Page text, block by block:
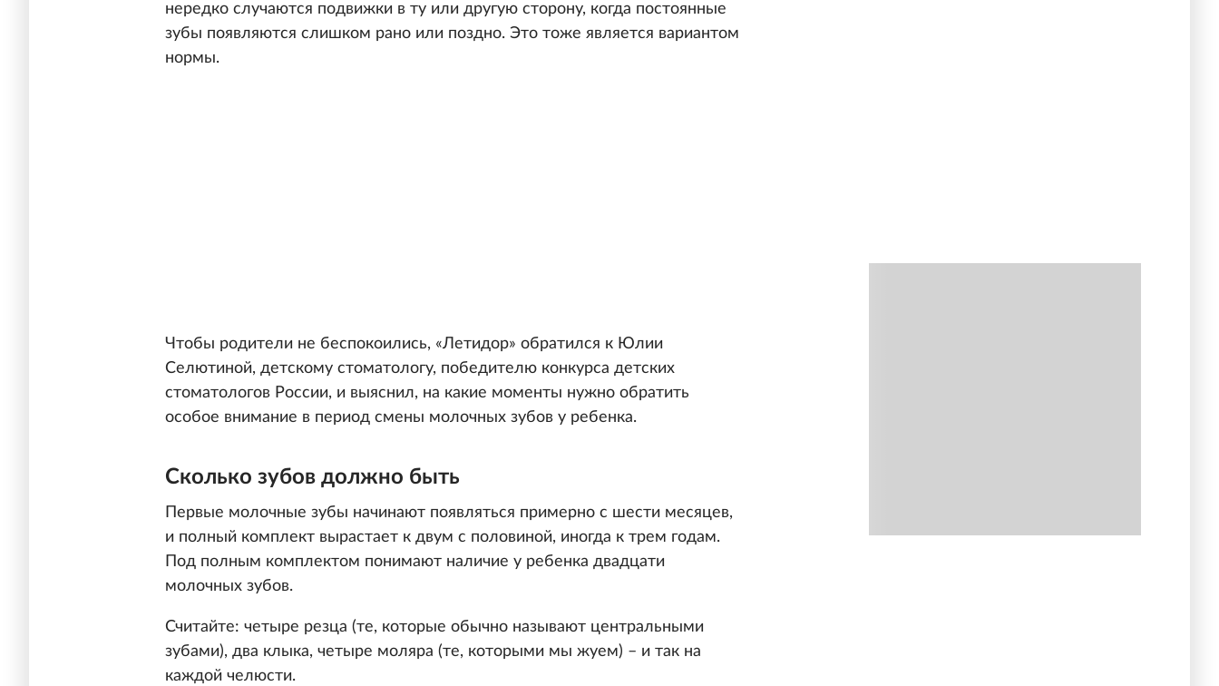
нередко случаются подвижки в ту или другую сторону, когда постоянные
зубы появляются слишком рано или поздно. Это тоже является вариантом
нормы.
Чтобы родители не беспокоились, «Летидор» обратился к Юлии
Селютиной, детскому стоматологу, победителю конкурса детских
стоматологов России, и выяснил, на какие моменты нужно обратить
особое внимание в период смены молочных зубов у ребенка.
Сколько зубов должно быть
Первые молочные зубы начинают появляться примерно с шести месяцев,
и полный комплект вырастает к двум с половиной, иногда к трем годам.
Под полным комплектом понимают наличие у ребенка двадцати
молочных зубов.
Считайте: четыре резца (те, которые обычно называют центральными
зубами), два клыка, четыре моляра (те, которыми мы жуем) – и так на
каждой челюсти.